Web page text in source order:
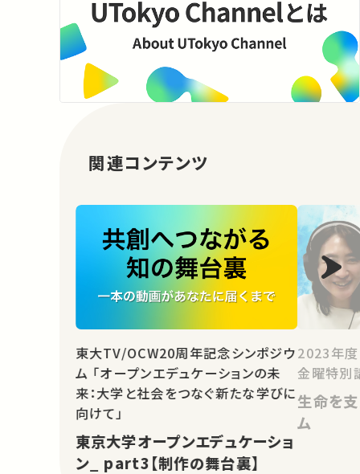
関連コンテンツ
東大TV/OCW20周年記念シンポジウ
ム 「オープンエデュケーションの未
来：大学と社会をつなぐ新たな学びに
向けて」
東京大学オープンエデュケーショ
ン_ part3【制作の舞台裏】
2023年度
金曜特別
生命を
ム